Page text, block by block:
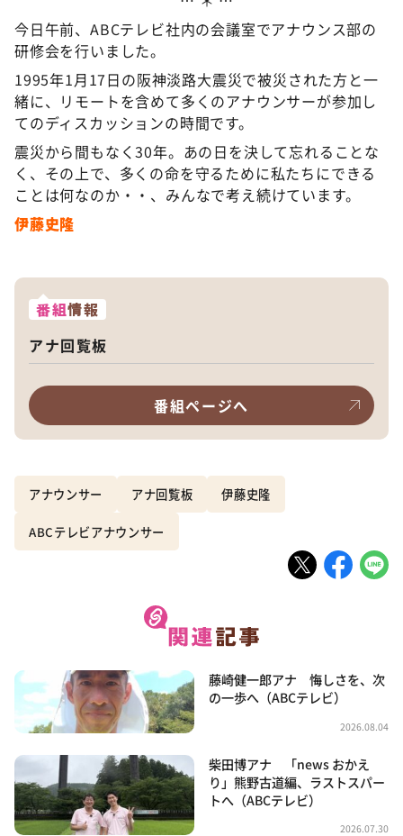
今日午前、ABCテレビ社内の会議室でアナウンス部の
研修会を行いました。
1995年1月17日の阪神淡路大震災で被災された方と一
緒に、リモートを含めて多くのアナウンサーが参加し
てのディスカッションの時間です。
震災から間もなく30年。あの日を決して忘れることな
く、その上で、多くの命を守るために私たちにできる
ことは何なのか・・、みんなで考え続けています。
伊藤史隆
番組情報
アナ回覧板
番組ページへ
アナウンサー アナ回覧板 伊藤史隆
ABCテレビアナウンサー
藤崎健一郎アナ 悔しさを、次
の一歩へ（ABCテレビ）
2026.08.04
柴田博アナ 「news おかえ
り」熊野古道編、ラストスパー
トへ（ABCテレビ）
2026.07.30